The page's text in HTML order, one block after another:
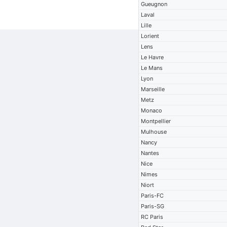
Gueugnon
Laval
Lille
Lorient
Lens
Le Havre
Le Mans
Lyon
Marseille
Metz
Monaco
Montpellier
Mulhouse
Nancy
Nantes
Nice
Nimes
Niort
Paris-FC
Paris-SG
RC Paris